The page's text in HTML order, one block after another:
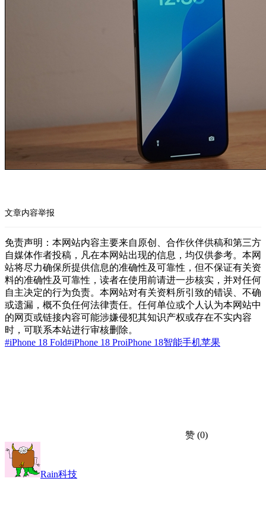
文章内容举报
免责声明：本网站内容主要来自原创、合作伙伴供稿和第三方
自媒体作者投稿，凡在本网站出现的信息，均仅供参考。本网
站将尽力确保所提供信息的准确性及可靠性，但不保证有关资
料的准确性及可靠性，读者在使用前请进一步核实，并对任何
自主决定的行为负责。本网站对有关资料所引致的错误、不确
或遗漏，概不负任何法律责任。任何单位或个人认为本网站中
的网页或链接内容可能涉嫌侵犯其知识产权或存在不实内容
时，可联系本站进行审核删除。
#iPhone 18 Fold#iPhone 18 ProiPhone 18智能手机苹果
赞 (0)
Rain科技